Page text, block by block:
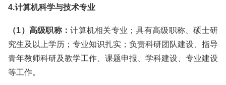
4.计算机科学与技术专业
（1）高级职称：计算机相关专业；具有高级职称、硕士研
究生及以上学历；专业知识扎实；负责科研团队建设、指导
青年教师科研及教学工作、课题申报、学科建设、专业建设
等工作。